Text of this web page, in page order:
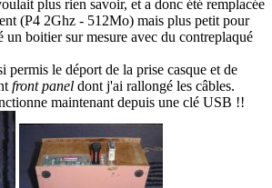
plus rien savoir, et a donc été remplacée
(P4 2Ghz - 512Mo) mais plus petit pour
boitier sur mesure avec du contreplaqué
permis le déport de la prise casque et de
front panel dont j'ai rallongé les câbles.
maintenant depuis une clé USB !!